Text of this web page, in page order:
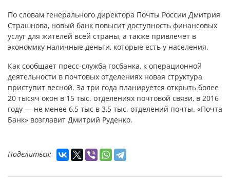
По словам генерального директора Почты России Дмитрия
Страшнова, новый банк повысит доступность финансовых
услуг для жителей всей страны, а также привлечет в
экономику наличные деньги, которые есть у населения.
Как сообщает пресс-служба госбанка, к операционной
деятельности в почтовых отделениях новая структура
приступит весной. За три года планируется открыть более
20 тысяч окон в 15 тыс. отделениях почтовой связи, в 2016
году — не менее 6,5 тыс в 3,5 тыс. отделений почты. «Почта
Банк» возглавит Дмитрий Руденко.
Поделиться: